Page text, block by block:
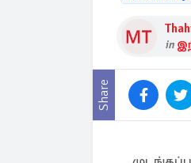
in
Share